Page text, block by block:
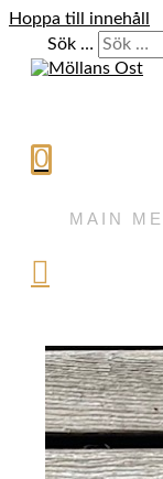
Hoppa till innehåll
Sök …
0
MAIN